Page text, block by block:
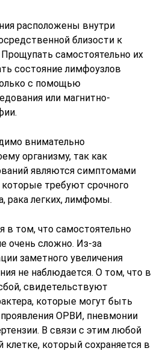
расположены внутри
близости к
самостоятельно их
состояние лимфоузлов
с помощью
или магнитно-
внимательно
организму, так как
являются симптомами
требуют срочного
рака легких, лимфомы.
в том, что самостоятельно
очень сложно. Из-за
заметного увеличения
не наблюдается. О том, что в
свидетельствуют
которые могут быть
ОРВИ, пневмонии
В связи с этим любой
который сохраняется в